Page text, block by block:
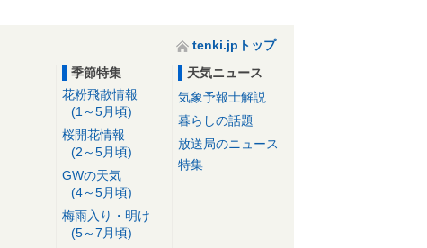
tenki.jpトップ
季節特集
花粉飛散情報
(1～5月頃)
桜開花情報
(2～5月頃)
GWの天気
(4～5月頃)
梅雨入り・明け
(5～7月頃)
天気ニュース
気象予報士解説
暮らしの話題
放送局のニュース
特集